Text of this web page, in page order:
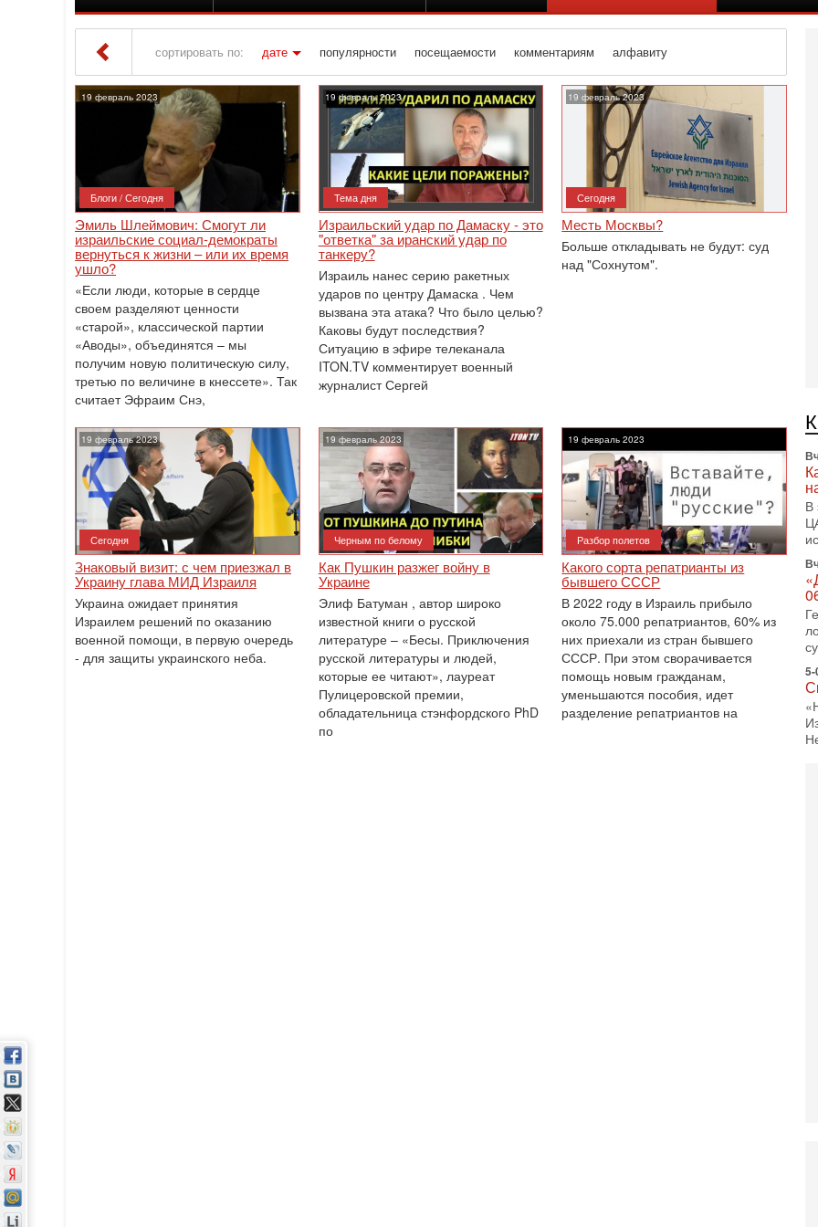
сортировать по: дате популярности посещаемости комментариям алфавиту
Iton TV» Материалы за 19.02.2023
19 февраль 2023
Блоги / Сегодня
Эмиль Шлеймович: Смогут ли
израильские социал-демократы
вернуться к жизни – или их время
ушло?
«Если люди, которые в сердце
своем разделяют ценности
«старой», классической партии
«Аводы», объединятся – мы
получим новую политическую силу,
третью по величине в кнессете». Так
считает Эфраим Снэ,
19 февраль 2023
Тема дня
Израильский удар по Дамаску - это
"ответка" за иранский удар по
танкеру?
Израиль нанес серию ракетных
ударов по центру Дамаска . Чем
вызвана эта атака? Что было целью?
Каковы будут последствия?
Ситуацию в эфире телеканала
ITON.TV комментирует военный
журналист Сергей
19 февраль 2023
Сегодня
Месть Москвы?
Больше откладывать не будут: суд
над "Сохнутом".
19 февраль 2023
Сегодня
Знаковый визит: с чем приезжал в
Украину глава МИД Израиля
Украина ожидает принятия
Израилем решений по оказанию
военной помощи, в первую очередь
- для защиты украинского неба.
19 февраль 2023
Черным по белому
Как Пушкин разжег войну в
Украине
Элиф Батуман , автор широко
известной книги о русской
литературе – «Бесы. Приключения
русской литературы и людей,
которые ее читают», лауреат
Пулицеровской премии,
обладательница стэнфордского PhD
по
19 февраль 2023
Разбор полетов
Какого сорта репатрианты из
бывшего СССР
В 2022 году в Израиль прибыло
около 75.000 репатриантов, 60% из
них приехали из стран бывшего
СССР. При этом сворачивается
помощь новым гражданам,
уменьшаются пособия, идет
разделение репатриантов на
В
5-